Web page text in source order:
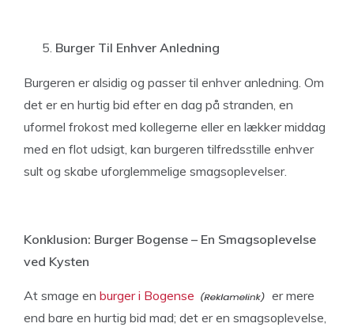
Burger Til Enhver Anledning
Burgeren er alsidig og passer til enhver anledning. Om
det er en hurtig bid efter en dag på stranden, en
uformel frokost med kollegerne eller en lækker middag
med en flot udsigt, kan burgeren tilfredsstille enhver
sult og skabe uforglemmelige smagsoplevelser.
Konklusion: Burger Bogense – En Smagsoplevelse
ved Kysten
At smage en burger i Bogense
er mere
end bare en hurtig bid mad; det er en smagsoplevelse,